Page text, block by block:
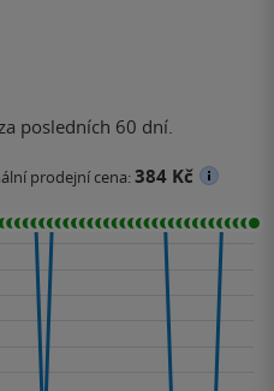
posledních 60 dní.
prodejní cena:384 Kč